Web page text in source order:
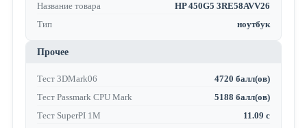
Название товара
HP 450G5 3RE58AVV26
Тип
ноутбук
Прочее
Тест 3DMark06
4720 балл(ов)
Тест Passmark CPU Mark
5188 балл(ов)
Тест SuperPI 1M
11.09 с